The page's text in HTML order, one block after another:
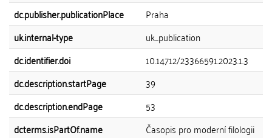
dc.publisher.publicationPlace
Praha
uk.internal-type
uk_publication
dc.identifier.doi
10.14712/23366591.2023.1.3
dc.description.startPage
39
dc.description.endPage
53
dcterms.isPartOf.name
Časopis pro moderní filologii